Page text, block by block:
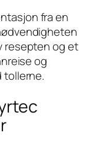
fra en
resepten og et
og
tollerne.